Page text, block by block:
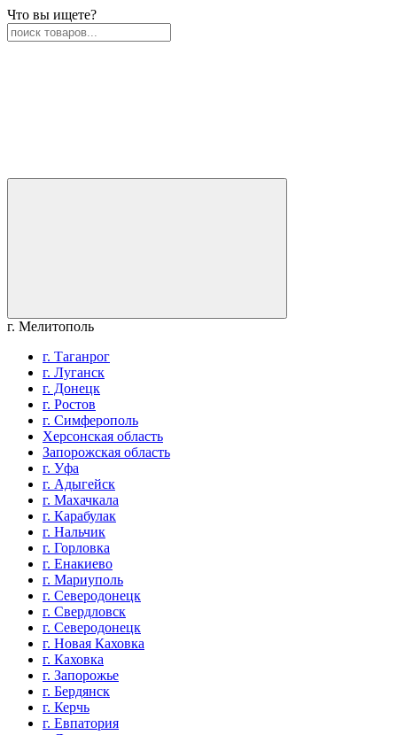
Что вы ищете?
г. Мелитополь
г. Таганрог
г. Луганск
г. Донецк
г. Ростов
г. Симферополь
Херсонская область
Запорожская область
г. Уфа
г. Адыгейск
г. Махачкала
г. Карабулак
г. Нальчик
г. Горловка
г. Енакиево
г. Мариуполь
г. Северодонецк
г. Свердловск
г. Северодонецк
г. Новая Каховка
г. Каховка
г. Запорожье
г. Бердянск
г. Керчь
г. Евпатория